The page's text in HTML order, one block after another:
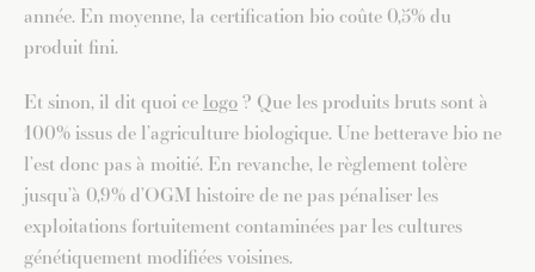
année. En moyenne, la certification bio coûte 0,5% du
produit fini.
Et sinon, il dit quoi ce logo? Que les produits bruts sont à
100% issus de l’agriculture biologique. Une betterave bio ne
l’est donc pas à moitié. En revanche, le règlement tolère
jusqu’à 0,9% d’OGM histoire de ne pas pénaliser les
exploitations fortuitement contaminées par les cultures
génétiquement modifiées voisines.